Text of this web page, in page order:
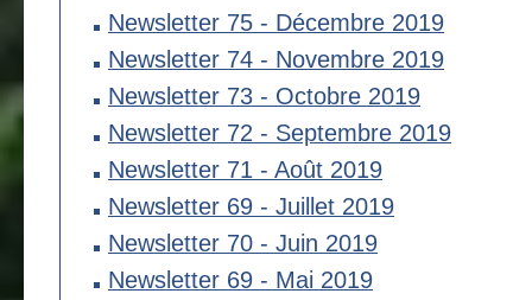
Newsletter 75 - Décembre 2019
Newsletter 74 - Novembre 2019
Newsletter 73 - Octobre 2019
Newsletter 72 - Septembre 2019
Newsletter 71 - Août 2019
Newsletter 69 - Juillet 2019
Newsletter 70 - Juin 2019
Newsletter 69 - Mai 2019